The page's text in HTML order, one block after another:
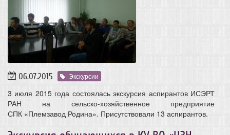
06.07.2015 Экскурсии
3 июля 2015 года состоялась экскурсия аспирантов ИСЭРТ
РАН на сельско-хозяйственное предприятие
СПК «Племзавод Родина». Присутствовали 13 аспирантов.